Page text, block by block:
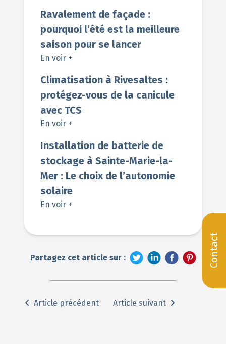
Contact
Ravalement de façade :
pourquoi l’été est la meilleure
saison pour se lancer
En voir +
Climatisation à Rivesaltes :
protégez-vous de la canicule
avec TCS
En voir +
Installation de batterie de
stockage à Sainte-Marie-la-
Mer : Le choix de l’autonomie
solaire
En voir +
Partagez cet article sur :
Article précédent Article suivant